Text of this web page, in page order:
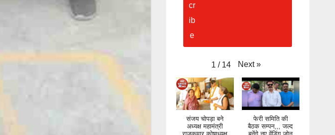
1 / 14 Next »
संजय चोपड़ा बने
अध्यक्ष महामंत्री
फेरी समिति की
बैठक सम्पन,,, जल्द